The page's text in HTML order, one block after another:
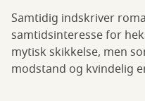
Samtidig indskriver
samtidsinteresse for
mytisk skikkelse, men
modstand og kvindelig